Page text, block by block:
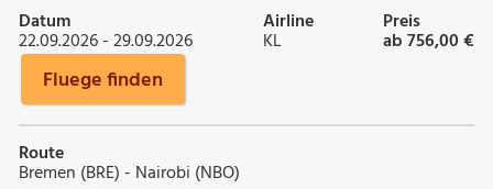
Datum
22.09.2026 - 29.09.2026
Airline
KL
Preis
ab 756,00 €
Fluege finden
Route
Bremen (BRE) - Nairobi (NBO)